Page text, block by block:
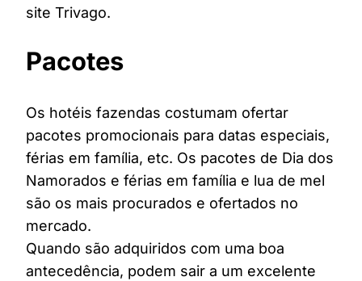
site Trivago.
Pacotes
Os hotéis fazendas costumam ofertar
pacotes promocionais para datas especiais,
férias em família, etc. Os pacotes de Dia dos
Namorados e férias em família e lua de mel
são os mais procurados e ofertados no
mercado.
Quando são adquiridos com uma boa
antecedência, podem sair a um excelente